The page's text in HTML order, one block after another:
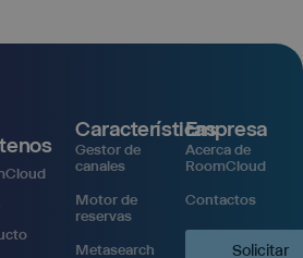
Características
Gestor de
canales
Motor de
reservas
Metasearch
Empresa
Acerca de
RoomCloud
Contactos
Solicitar